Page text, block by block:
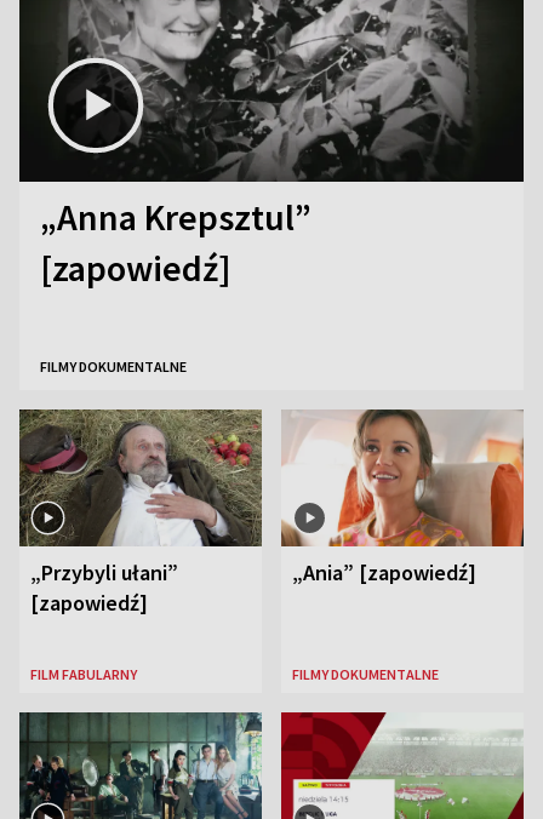
„Anna Krepsztul”
[zapowiedź]
FILMY DOKUMENTALNE
„Przybyli ułani”
[zapowiedź]
FILM FABULARNY
„Ania” [zapowiedź]
FILMY DOKUMENTALNE